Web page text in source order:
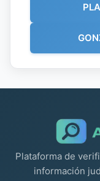
Plataforma de
información